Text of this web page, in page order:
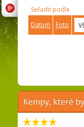
Seřadit podle
Datum
Foto
Kempy, které